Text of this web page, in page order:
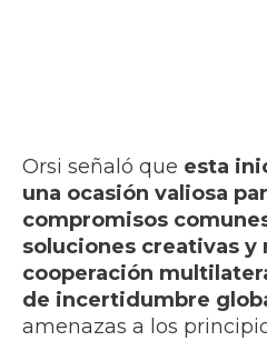
Orsi señaló que esta
una ocasión valiosa
compromisos
soluciones creativas y
cooperación
de incertidumbre
amenazas a los